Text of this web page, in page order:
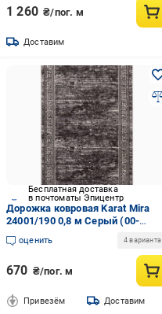
1 260 ₴/пог. м
Доставим
Бесплатная доставка
в почтоматы Эпицентр
Дорожка ковровая Karat Mira
24001/190 0,8 м Серый (00-
00010418)
оценить 4 варианта
670 ₴/пог. м
Привезём Доставим